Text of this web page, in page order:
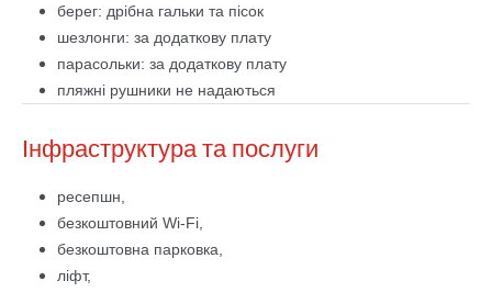
берег: дрібна гальки та пісок
шезлонги: за додаткову плату
парасольки: за додаткову плату
пляжні рушники не надаються
Інфраструктура та послуги
ресепшн,
безкоштовний Wi-Fi,
безкоштовна парковка,
ліфт,